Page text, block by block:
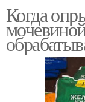
Когда